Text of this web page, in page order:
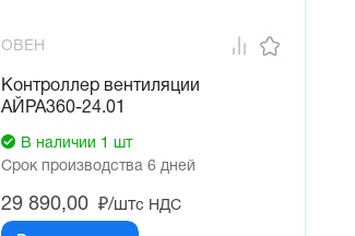
ОВЕН
Контроллер вентиляции
АЙРА360-24.01
В наличии 1 шт
Срок производства 6 дней
29 890,00 ₽/штс НДС